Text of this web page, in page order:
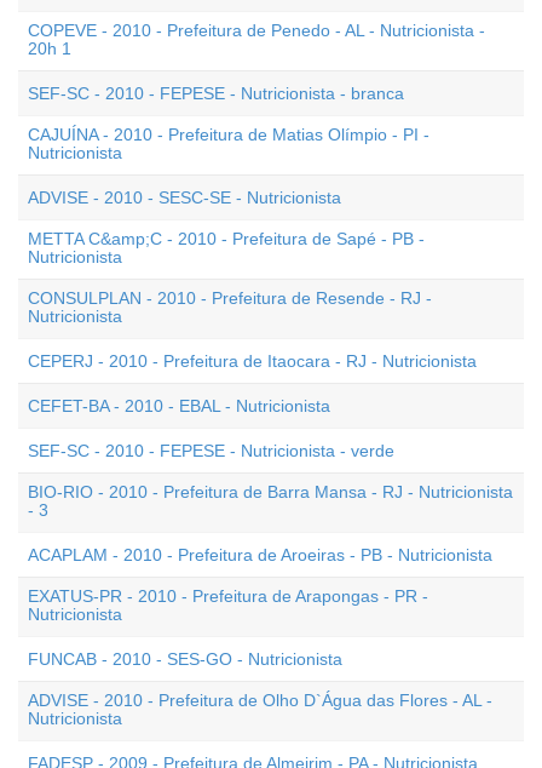
COPEVE - 2010 - Prefeitura de Penedo - AL - Nutricionista -
20h 1
SEF-SC - 2010 - FEPESE - Nutricionista - branca
CAJUÍNA - 2010 - Prefeitura de Matias Olímpio - PI -
Nutricionista
ADVISE - 2010 - SESC-SE - Nutricionista
METTA C&amp;C - 2010 - Prefeitura de Sapé - PB -
Nutricionista
CONSULPLAN - 2010 - Prefeitura de Resende - RJ -
Nutricionista
CEPERJ - 2010 - Prefeitura de Itaocara - RJ - Nutricionista
CEFET-BA - 2010 - EBAL - Nutricionista
SEF-SC - 2010 - FEPESE - Nutricionista - verde
BIO-RIO - 2010 - Prefeitura de Barra Mansa - RJ - Nutricionista
- 3
ACAPLAM - 2010 - Prefeitura de Aroeiras - PB - Nutricionista
EXATUS-PR - 2010 - Prefeitura de Arapongas - PR -
Nutricionista
FUNCAB - 2010 - SES-GO - Nutricionista
ADVISE - 2010 - Prefeitura de Olho D`Água das Flores - AL -
Nutricionista
FADESP - 2009 - Prefeitura de Almeirim - PA - Nutricionista